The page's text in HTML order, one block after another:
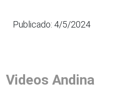
Publicado: 4/5/2024
Videos Andina